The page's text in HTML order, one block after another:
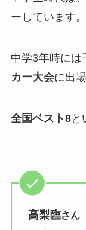
ーしています。
中学3年時には
カー大会に出場
全国ベスト8と
高梨臨さん